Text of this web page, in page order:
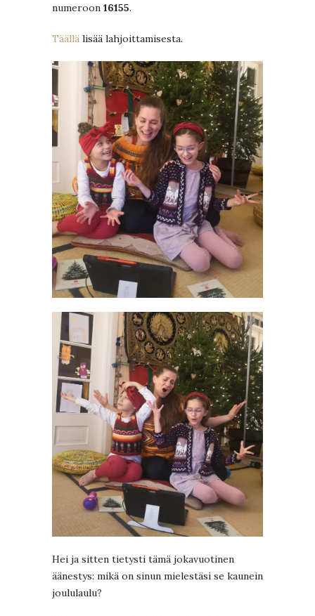
numeroon 16155.
Täällä lisää lahjoittamisesta.
Hei ja sitten tietysti tämä jokavuotinen
äänestys: mikä on sinun mielestäsi se kaunein
joululaulu?